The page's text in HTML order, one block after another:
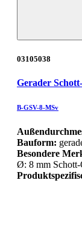
03105038
Gerader
B-GSV-8-MSv
Bauform:
Besondere
Ø: 8 mm